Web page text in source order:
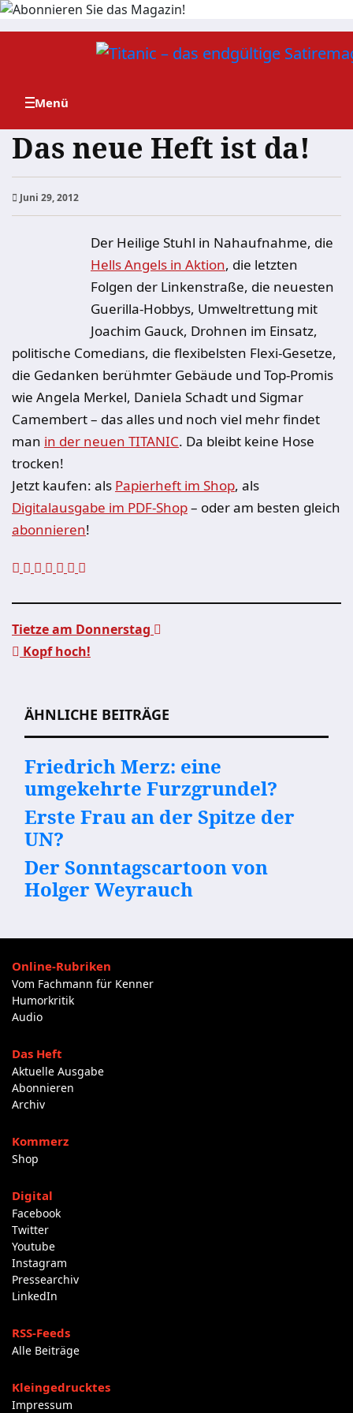
Zum
Das neue Heft ist da!
Juni 29, 2012
Der Heilige Stuhl in Nahaufnahme, die
Hells Angels in Aktion, die letzten
Folgen der Linkenstraße, die neuesten
Guerilla-Hobbys, Umweltrettung mit
Joachim Gauck, Drohnen im Einsatz,
politische Comedians, die flexibelsten Flexi-Gesetze,
die Gedanken berühmter Gebäude und Top-Promis
wie Angela Merkel, Daniela Schadt und Sigmar
Camembert – das alles und noch viel mehr findet
man in der neuen TITANIC. Da bleibt keine Hose
trocken!
Jetzt kaufen: als Papierheft im Shop, als
Digitalausgabe im PDF-Shop– oder am besten gleich
abonnieren!
Tietze am Donnerstag
Kopf hoch!
ÄHNLICHE BEITRÄGE
Friedrich Merz: eine
umgekehrte Furzgrundel?
Erste Frau an der Spitze der
UN?
Der Sonntagscartoon von
Holger Weyrauch
Online-Rubriken
Vom Fachmann für Kenner
Humorkritik
Audio
Das Heft
Aktuelle Ausgabe
Abonnieren
Archiv
Kommerz
Shop
Digital
Facebook
Twitter
Youtube
Instagram
Pressearchiv
LinkedIn
RSS-Feeds
Alle Beiträge
Kleingedrucktes
Impressum